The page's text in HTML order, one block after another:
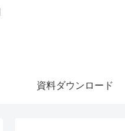
資料ダウンロード